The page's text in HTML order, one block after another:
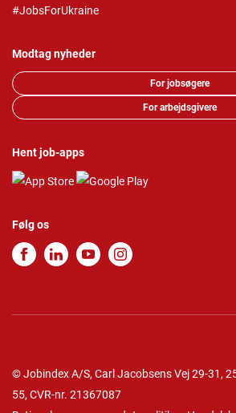
#JobsForUkraine
Modtag nyheder
For jobsøgere
For arbejdsgivere
Hent job-apps
Følg os
© Jobindex A/S, Carl Jacobsens Vej 29-31,
55, CVR-nr. 21367087